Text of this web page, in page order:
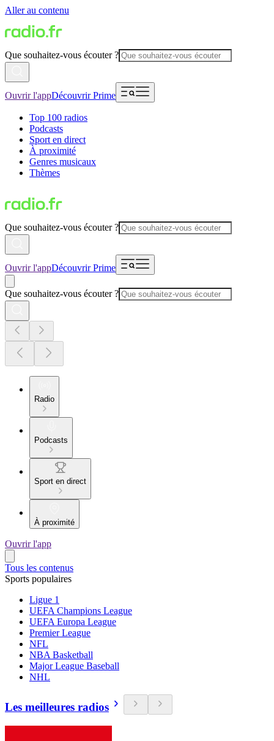
Aller au contenu
Que souhaitez-vous écouter ?
Ouvrir l'appDécouvrir Prime
Top 100 radios
Podcasts
Sport en direct
À proximité
Genres musicaux
Thèmes
Que souhaitez-vous écouter ?
Ouvrir l'appDécouvrir Prime
Que souhaitez-vous écouter ?
Radio
Podcasts
Sport en direct
À proximité
Ouvrir l'app
Tous les contenus
Sports populaires
Ligue 1
UEFA Champions League
UEFA Europa League
Premier League
NFL
NBA Basketball
Major League Baseball
NHL
Les meilleures radios